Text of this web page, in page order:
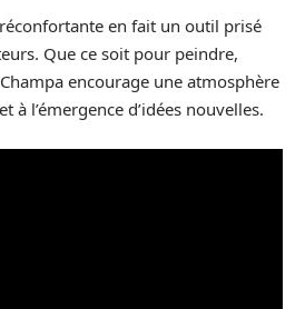
en fait un outil prisé
Que ce soit pour peindre,
encourage une atmosphère
à l’émergence d’idées nouvelles.